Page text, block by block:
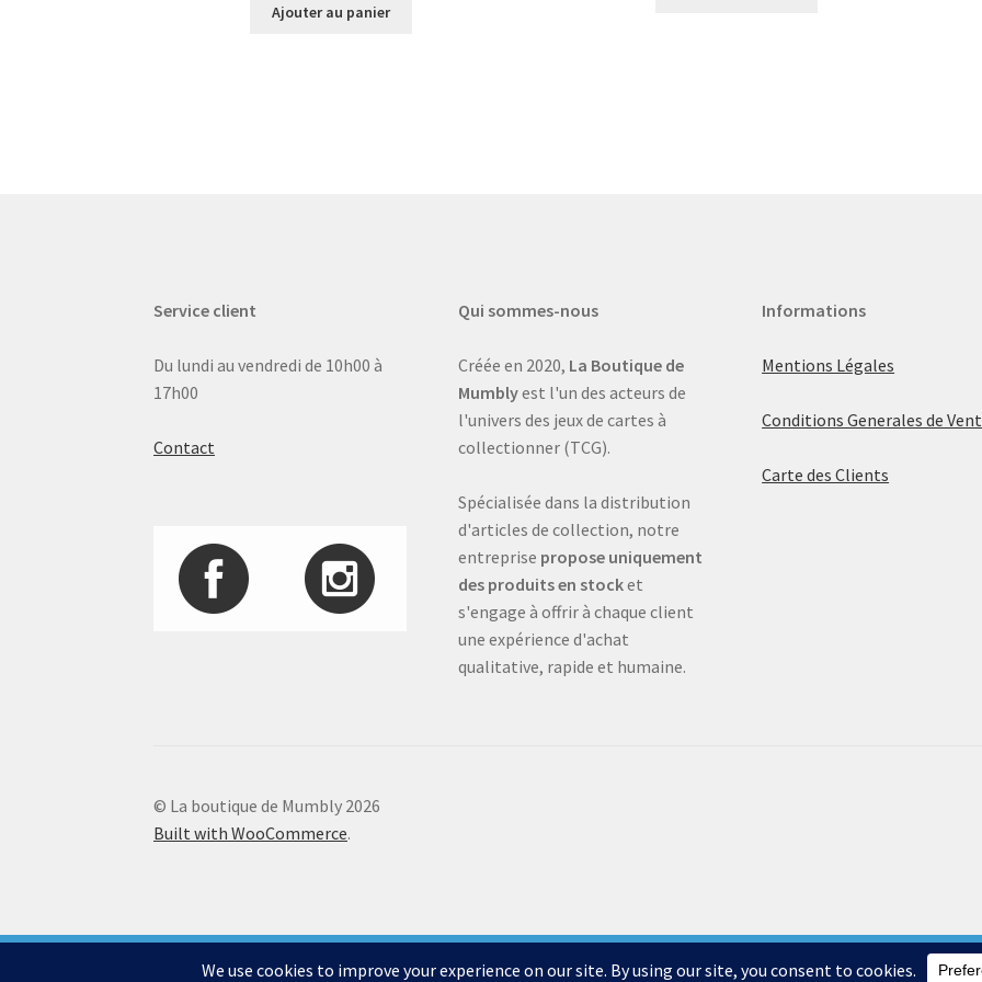
Bienvenue sur la boutique de Mumbly - Cartes de Collection.
Ajouter au panier
Service client
Du lundi au vendredi de 10h00 à
17h00
Contact
Qui sommes-nous
Créée en 2020, La Boutique de
Mumblyest l'un des acteurs de
l'univers des jeux de cartes à
collectionner (TCG).
Spécialisée dans la distribution
d'articles de collection, notre
entreprise propose uniquement
des produits en stocket
s'engage à offrir à chaque client
une expérience d'achat
qualitative, rapide et humaine.
Informations
Mentions Légales
Conditions Generales de
Carte des Clients
© La boutique de Mumbly 2026
Built with WooCommerce.
Besoin d'aide? Nous sommes là pour vous aider.